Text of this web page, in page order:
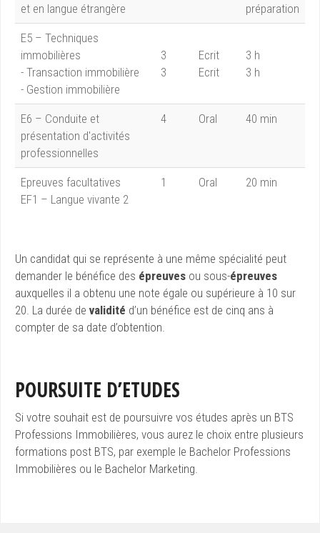
et en langue étrangère
préparation
E5 – Techniques
immobilières
- Transaction immobilière
- Gestion immobilière
3
3
Ecrit
Ecrit
3 h
3 h
E6 – Conduite et
présentation d'activités
professionnelles
4 Oral 40 min
Epreuves facultatives
EF1 – Langue vivante 2
1 Oral 20 min
Un candidat qui se représente à une même spécialité peut
demander le bénéfice des épreuves ou sous-épreuves
auxquelles il a obtenu une note égale ou supérieure à 10 sur
20. La durée de validité d’un bénéfice est de cinq ans à
compter de sa date d’obtention.
POURSUITE D’ETUDES
Si votre souhait est de poursuivre vos études après un BTS
Professions Immobilières, vous aurez le choix entre plusieurs
formations post BTS, par exemple le Bachelor Professions
Immobilières ou le Bachelor Marketing.